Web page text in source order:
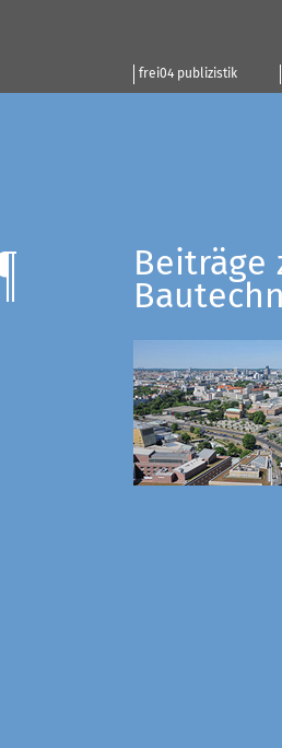
frei04 publizistik
Beiträge